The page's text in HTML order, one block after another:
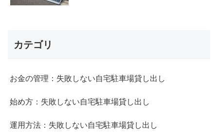
カテゴリ
お金の管理：失敗しない自宅駐車場貸し出し
始め方：失敗しない自宅駐車場貸し出し
運用方法：失敗しない自宅駐車場貸し出し